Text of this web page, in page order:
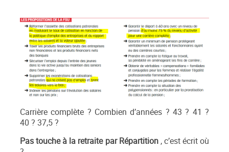
Carrière complète ? Combien d’années ? 43 ? 41 ?
40 ? 37,5 ?
Pas touche à la retraite par Répartition, c’est écrit où